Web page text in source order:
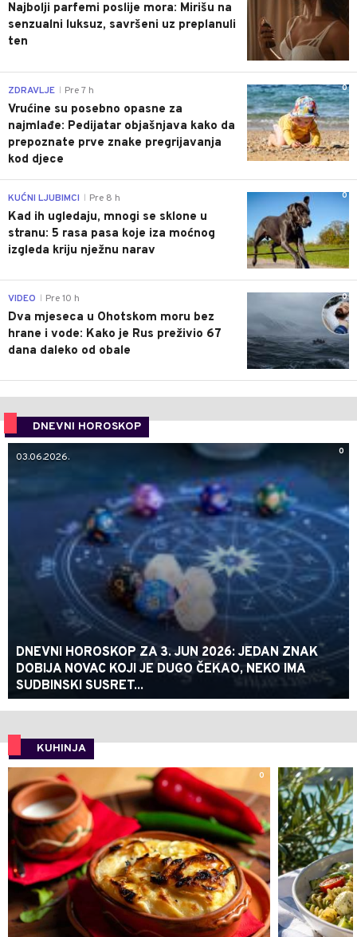
Najbolji parfemi poslije mora: Mirišu na
senzualni luksuz, savršeni uz preplanuli
ten
0
ZDRAVLJE Pre 7 h
Vrućine su posebno opasne za
najmlađe: Pedijatar objašnjava kako da
prepoznate prve znake pregrijavanja
kod djece
0
KUĆNI LJUBIMCI Pre 8 h
Kad ih ugledaju, mnogi se sklone u
stranu: 5 rasa pasa koje iza moćnog
izgleda kriju nježnu narav
0
VIDEO Pre 10 h
Dva mjeseca u Ohotskom moru bez
hrane i vode: Kako je Rus preživio 67
dana daleko od obale
DNEVNI HOROSKOP
0
03.06.2026.
DNEVNI HOROSKOP ZA 3. JUN 2026: JEDAN ZNAK
DOBIJA NOVAC KOJI JE DUGO ČEKAO, NEKO IMA
SUDBINSKI SUSRET...
KUHINJA
0